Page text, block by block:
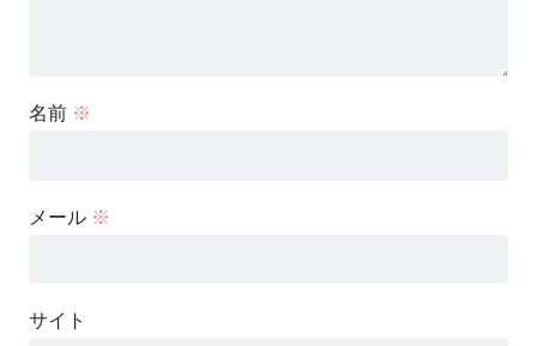
名前 ※
メール ※
サイト